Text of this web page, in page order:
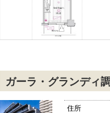
ガーラ・グランディ
住所